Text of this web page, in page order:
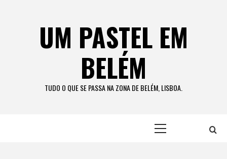
UM PASTEL EM
BELÉM
TUDO O QUE SE PASSA NA ZONA DE BELÉM, LISBOA.